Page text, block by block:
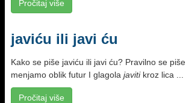
Pročitaj više
javiću ili javi ću
Kako se piše javiću ili javi ću? Pravilno se piše
menjamo oblik futur I glagola javitikroz lica ...
Pročitaj više